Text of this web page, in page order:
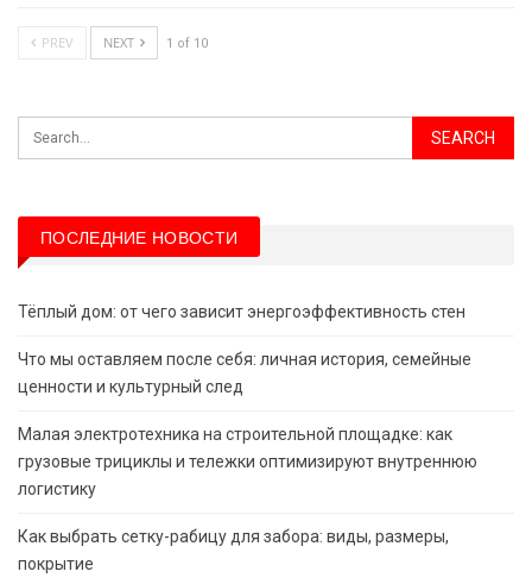
PREV NEXT 1 of 10
ПОСЛЕДНИЕ НОВОСТИ
Тёплый дом: от чего зависит энергоэффективность стен
Что мы оставляем после себя: личная история, семейные
ценности и культурный след
Малая электротехника на строительной площадке: как
грузовые трициклы и тележки оптимизируют внутреннюю
логистику
Как выбрать сетку-рабицу для забора: виды, размеры,
покрытие